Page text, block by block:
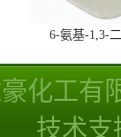
6-氨基-1,3-
化工有
技术